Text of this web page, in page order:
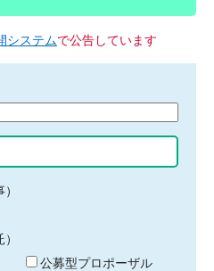
システムで公告しています
公募型プロポーザル